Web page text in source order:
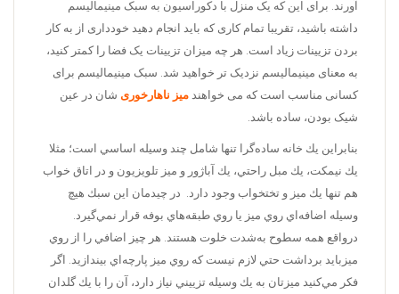
آورند. برای این که یک منزل با دکوراسیون به سبک مینیمالیسم
داشته باشید، تقریبا تمام کاری که باید انجام دهید خودداری از به کار
بردن تزیینات زیاد است. هر چه میزان تزیینات یک فضا را کمتر کنید،
به معنای مینیمالیسم نزدیک تر خواهید شد. سبک مینیمالیسم برای
کسانی مناسب است که می خواهند میز ناهارخوری شان در عین
شیک بودن، ساده باشد.
بنابراین يك خانه ساده‌گرا تنها شامل چند وسيله اساسي است؛ مثلا
يك نيمكت، يك مبل راحتي، يك آباژور و ميز تلويزيون و در اتاق خواب
هم تنها يك ميز و تختخواب وجود دارد. در چيدمان اين سبك هيچ
وسيله اضافه‌اي روي ميز يا روي طبقه‌هاي بوفه قرار نمي‌گيرد.
درواقع همه سطوح به‌شدت خلوت هستند. هر چيز اضافي را از روي
ميز‌باید برداشت حتي لازم نيست كه روي ميز پارچه‌اي بيندازيد. اگر
فكر مي‌كنيد ميزتان به يك وسيله تزیيني نياز دارد، آن را با يك گلدان